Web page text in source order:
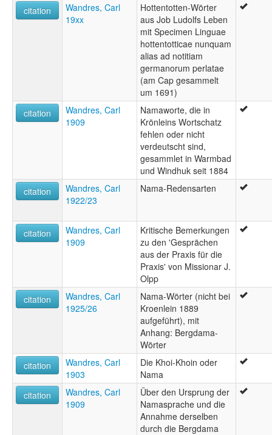
citation
Wandres, Carl
19xx
Hottentotten-Wörter
aus Job Ludolfs Leben
mit Specimen Linguae
hottentotticae nunquam
alias ad notitiam
germanorum perlatae
(am Cap gesammelt
um 1691)
citation
Wandres, Carl
1909
Namaworte, die in
Krönleins Wortschatz
fehlen oder nicht
verdeutscht sind,
gesammlet in Warmbad
und Windhuk seit 1884
citation
Wandres, Carl
1922/23
Nama-Redensarten
citation
Wandres, Carl
1909
Kritische Bemerkungen
zu den 'Gesprächen
aus der Praxis für die
Praxis' von Missionar J.
Olpp
citation
Wandres, Carl
1925/26
Nama-Wörter (nicht bei
Kroenlein 1889
aufgeführt), mit
Anhang: Bergdama-
Wörter
citation
Wandres, Carl
1903
Die Khoi-Khoin oder
Nama
citation
Wandres, Carl
1909
Über den Ursprung der
Namasprache und die
Annahme derselben
durch die Bergdama